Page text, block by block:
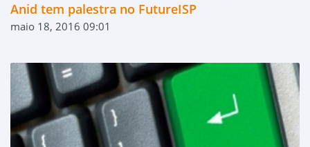
Anid tem palestra no FutureISP
maio 18, 2016 09:01